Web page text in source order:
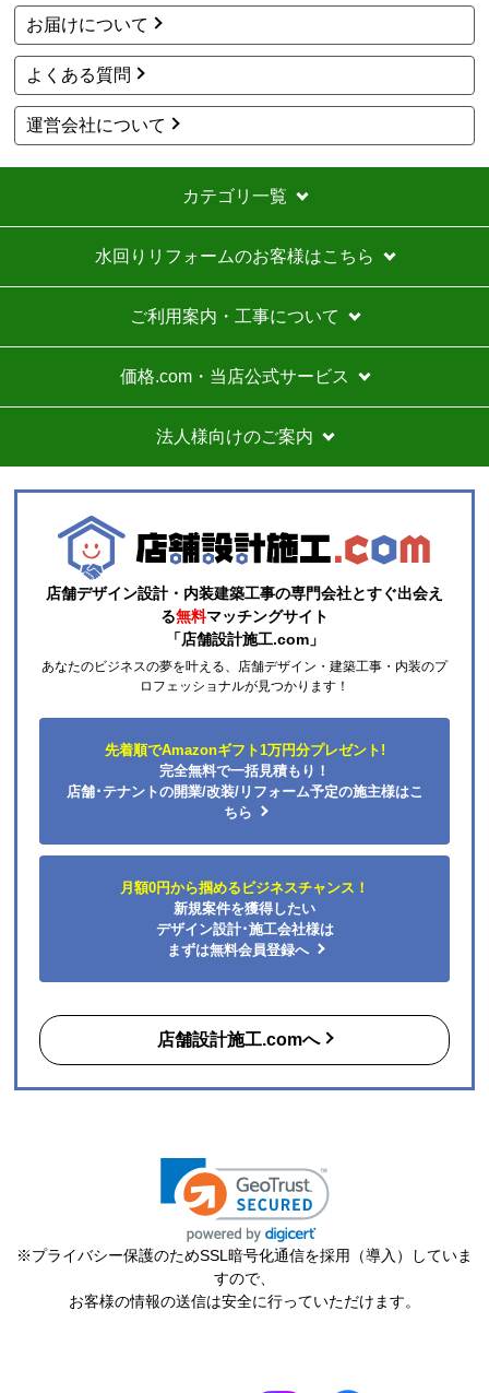
ショップからの連絡や対応は適切でしたか？
はい
予定の期日までに商品が届きましたか？
はい
商品の梱包は必要十分なものでしたか？
はい
【注文商品】カセットコンロ 【注文時
【このショップを選んだ理由は？】
価格が安かった
【その他感想・コメント】
取り付け可能か丁寧に対応したいいただきました
きりまきまきさん
2026年7月17日 23:29
欲しい商品をスムーズに注文できましたか？
ショップからの連絡や対応は適切でしたか？
商品の梱包は必要十分なものでしたか？
またこのショップを利用したいですか？
【注文商品】食器洗い機(食洗機) 【注文時
期】2026年05月頃（モバイルから）
口コミもよく､最安値だった
【注文からどのくらいで届きましたか？】
希望日に設置してくださいました
【その他感想・コメント】
さん
2026年7月17日 18:20
欲しい商品をスムーズに注文できましたか？
ショップからの連絡や対応は適切でしたか？
お届けについて
よくある質問
運営会社について
カテゴリ一覧
水回りリフォームのお客様はこちら
ご利用案内・工事について
価格.com・当店公式サービス
法人様向けのご案内
店舗デザイン設計・内装建築工事の専門会社とすぐ出会え
る無料マッチングサイト
「店舗設計施工.com」
あなたのビジネスの夢を叶える、店舗デザイン・建築工事・内装のプ
ロフェッショナルが見つかります！
先着順でAmazonギフト1万円分プレゼント!
完全無料で一括見積もり！
店舗･テナントの開業/改装/リフォーム予定の施主様はこ
ちら
月額0円から掴めるビジネスチャンス！
新規案件を獲得したい
デザイン設計･施工会社様は
まずは無料会員登録へ
店舗設計施工.comへ
※プライバシー保護のためSSL暗号化通信を採用（導入）していま
すので、
お客様の情報の送信は安全に行っていただけます。